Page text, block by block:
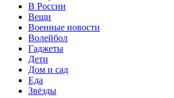
В России
Вещи
Военные новости
Волейбол
Гаджеты
Дети
Дом и сад
Еда
Звёзды